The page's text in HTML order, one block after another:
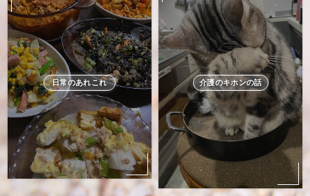
日常のあれこれ 介護のキホンの話